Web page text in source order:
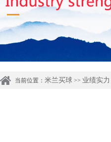
当前位置： 米兰买球 >> 业绩实力